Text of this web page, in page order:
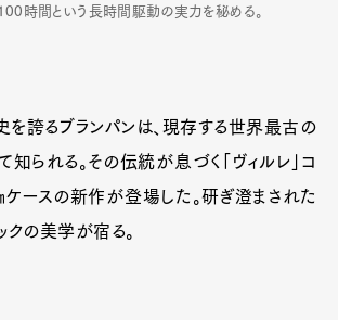
100時間という長時間駆動の実力を秘める。
誇るブランパンは、現存する世界最古の
知られる。その伝統が息づく「ヴィルレ」コ
ケースの新作が登場した。研ぎ澄まされた
クの美学が宿る。